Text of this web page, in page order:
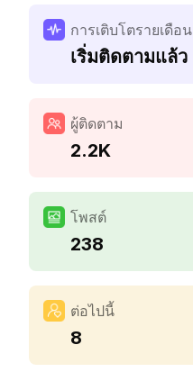
การเติบโตรายเดือน
เริ่มติดตามแล้ว
ผู้ติดตาม
2.2K
โพสต์
238
ต่อไปนี้
8